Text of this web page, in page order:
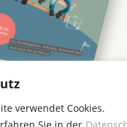
verwendet Cookies.
Katalog anfordern!